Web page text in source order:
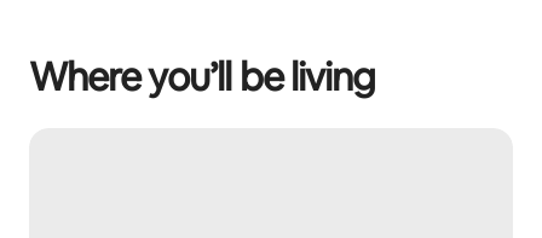
Where you’ll be living